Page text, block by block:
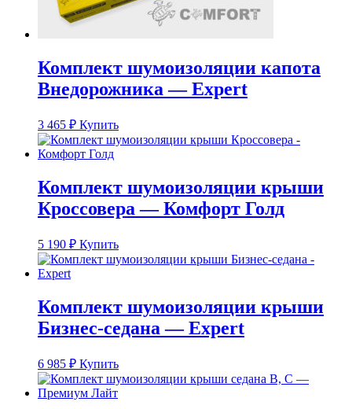
Комплект шумоизоляции капота
Внедорожника — Expert
3 465 ₽ Купить
Комплект шумоизоляции крыши
Кроссовера — Комфорт Голд
5 190 ₽ Купить
Комплект шумоизоляции крыши
Бизнес-седана — Expert
6 985 ₽ Купить